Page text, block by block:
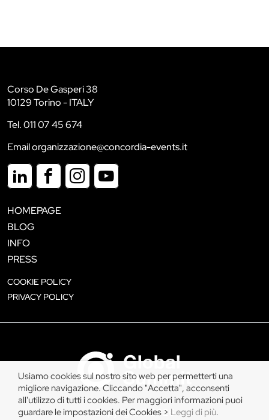
Corso De Gasperi 38
10129 Torino - ITALY
Tel. 011 07 45 674
Email organizzazione@concordia-events.it
HOMEPAGE
BLOG
INFO
PRESS
COOKIE POLICY
PRIVACY POLICY
Copyright © 2026
Usiamo cookies sul nostro sito web per permetterti una
migliore navigazione. Cliccando "Accetta", acconsenti
all'utilizzo di tutti i cookies. Per maggiori informazioni puoi
guardare le impostazioni dei Cookies > Leggi di più.